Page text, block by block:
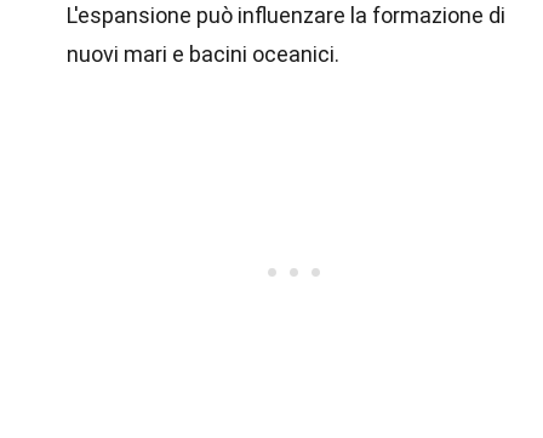
L'espansione può influenzare la formazione di
nuovi mari e bacini oceanici.